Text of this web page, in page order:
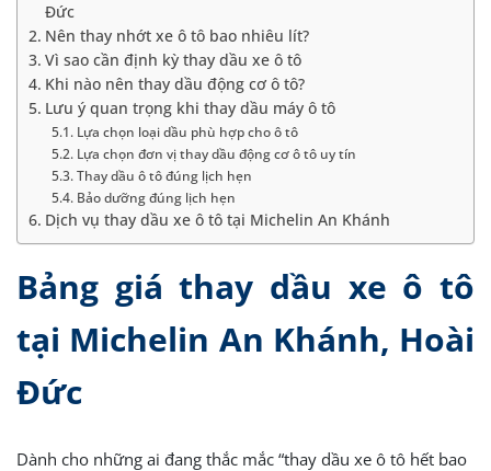
Đức
Nên thay nhớt xe ô tô bao nhiêu lít?
Vì sao cần định kỳ thay dầu xe ô tô
Khi nào nên thay dầu động cơ ô tô?
Lưu ý quan trọng khi thay dầu máy ô tô
Lựa chọn loại dầu phù hợp cho ô tô
Lựa chọn đơn vị thay dầu động cơ ô tô uy tín
Thay dầu ô tô đúng lịch hẹn
Bảo dưỡng đúng lịch hẹn
Dịch vụ thay dầu xe ô tô tại Michelin An Khánh
Bảng giá thay dầu xe ô tô
tại Michelin An Khánh, Hoài
Đức
Dành cho những ai đang thắc mắc “thay dầu xe ô tô hết bao